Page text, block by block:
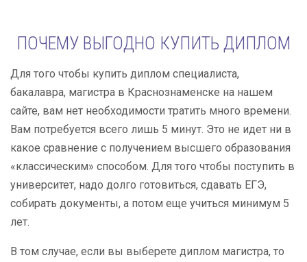
ПОЧЕМУ ВЫГОДНО КУПИТЬ ДИПЛОМ
Для того чтобы купить диплом специалиста,
бакалавра, магистра в Краснознаменске на нашем
сайте, вам нет необходимости тратить много времени.
Вам потребуется всего лишь 5 минут. Это не идет ни в
какое сравнение с получением высшего образования
«классическим» способом. Для того чтобы поступить в
университет, надо долго готовиться, сдавать ЕГЭ,
собирать документы, а потом еще учиться минимум 5
лет.
В том случае, если вы выберете диплом магистра, то